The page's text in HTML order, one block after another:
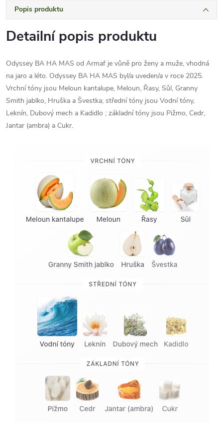
Popis produktu
Detailní popis produktu
Odyssey BA HA MAS od Armaf je vůně pro ženy a muže, vhodná
na jaro a léto. Odyssey BA HA MAS byl/a uveden/a v roce 2025.
Vrchní tóny jsou Meloun kantalupe, Meloun, Řasy, Sůl, Granny
Smith jablko, Hruška a Švestka; střední tóny jsou Vodní tóny,
Leknín, Dubový mech a Kadidlo ; základní tóny jsou Pižmo, Cedr,
Jantar (ambra) a Cukr.